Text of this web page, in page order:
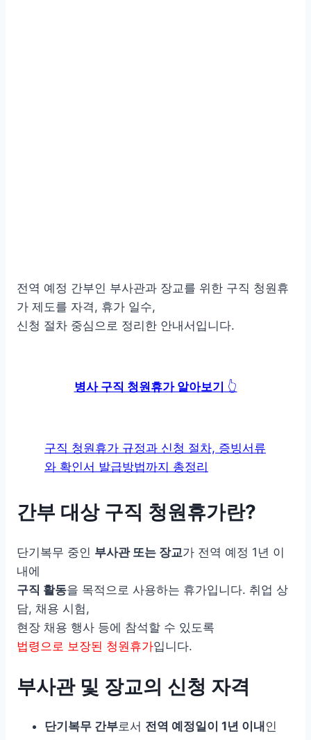
전역 예정 간부인 부사관과 장교를 위한 구직 청원휴
가 제도를 자격, 휴가 일수,
신청 절차 중심으로 정리한 안내서입니다.
병사 구직 청원휴가 알아보기 👆
구직 청원휴가 규정과 신청 절차, 증빙서류
와 확인서 발급방법까지 총정리
간부 대상 구직 청원휴가란?
단기복무 중인 부사관 또는 장교가 전역 예정 1년 이
내에
구직 활동을 목적으로 사용하는 휴가입니다. 취업 상
담, 채용 시험,
현장 채용 행사 등에 참석할 수 있도록
법령으로 보장된 청원휴가입니다.
부사관 및 장교의 신청 자격
단기복무 간부로서 전역 예정일이 1년 이내인